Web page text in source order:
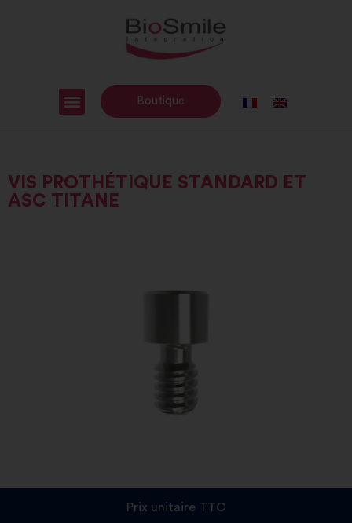
Boutique
VIS PROTHÉTIQUE STANDARD ET
ASC TITANE
Prix unitaire TTC